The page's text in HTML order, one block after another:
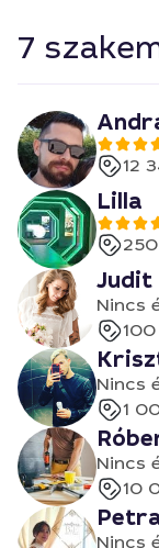
7
12
Lilla
Judit
Nincs
Nincs
1
Nincs
10
Nincs